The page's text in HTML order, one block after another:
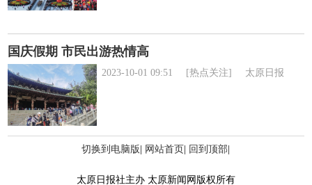
国庆假期 市民出游热情高
2023-10-01 09:51 [热点关注] 太原日报
切换到电脑版 网站首页 回到顶部
太原日报社主办 太原新闻网版权所有